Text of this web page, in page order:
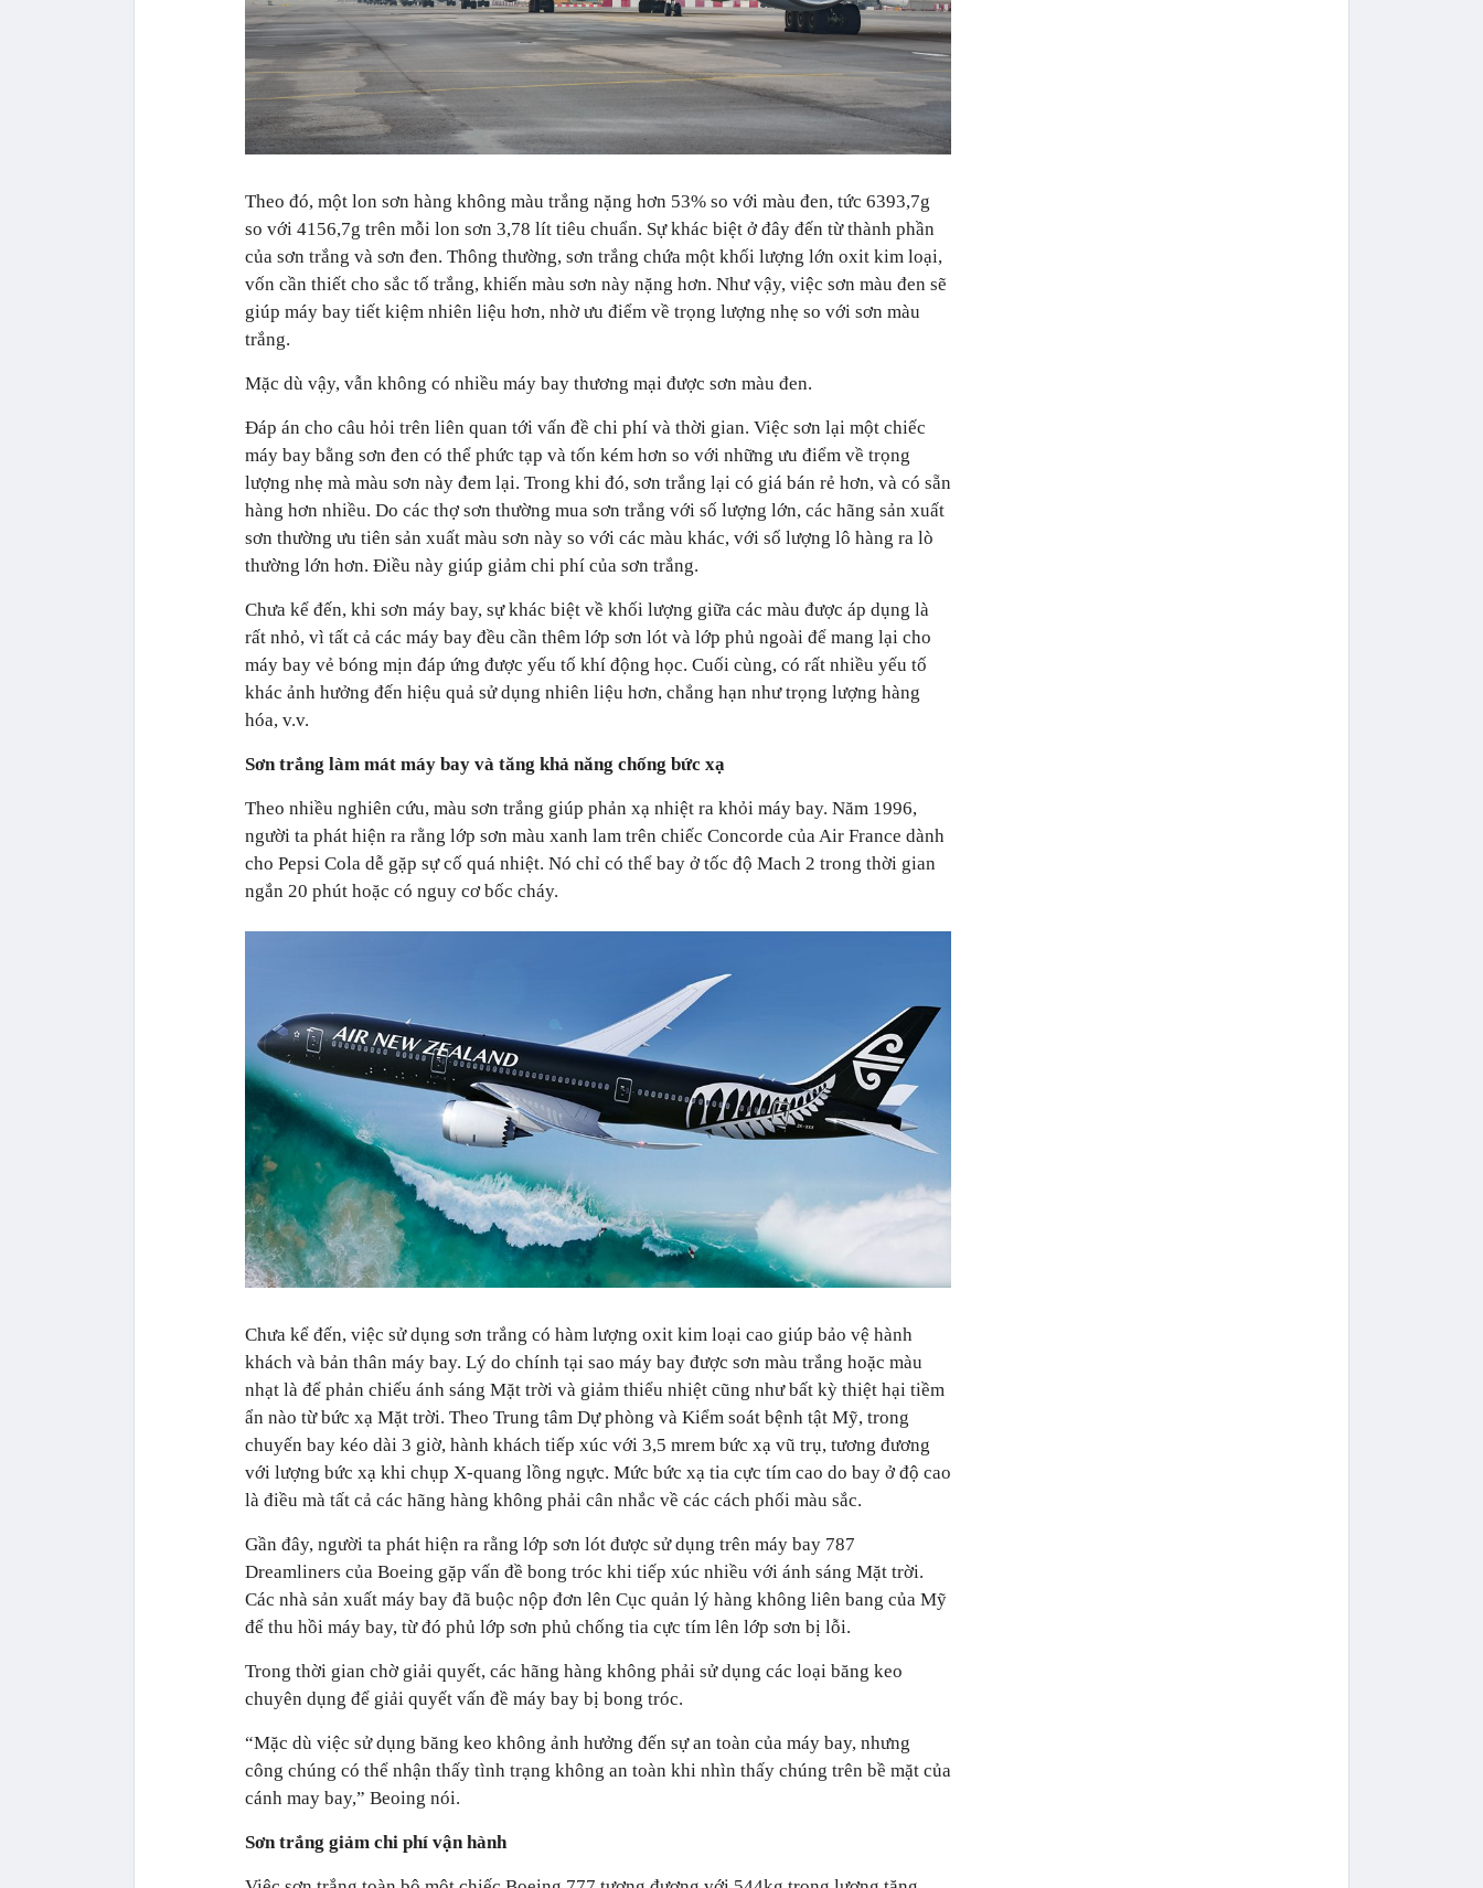
Theo đó, một lon sơn hàng không màu trắng nặng hơn 53% so với màu đen, tức 6393,7g
so với 4156,7g trên mỗi lon sơn 3,78 lít tiêu chuẩn. Sự khác biệt ở đây đến từ thành phần
của sơn trắng và sơn đen. Thông thường, sơn trắng chứa một khối lượng lớn oxit kim loại,
vốn cần thiết cho sắc tố trắng, khiến màu sơn này nặng hơn. Như vậy, việc sơn màu đen sẽ
giúp máy bay tiết kiệm nhiên liệu hơn, nhờ ưu điểm về trọng lượng nhẹ so với sơn màu
trắng.
Mặc dù vậy, vẫn không có nhiều máy bay thương mại được sơn màu đen.
Đáp án cho câu hỏi trên liên quan tới vấn đề chi phí và thời gian. Việc sơn lại một chiếc
máy bay bằng sơn đen có thể phức tạp và tốn kém hơn so với những ưu điểm về trọng
lượng nhẹ mà màu sơn này đem lại. Trong khi đó, sơn trắng lại có giá bán rẻ hơn, và có sẵn
hàng hơn nhiều. Do các thợ sơn thường mua sơn trắng với số lượng lớn, các hãng sản xuất
sơn thường ưu tiên sản xuất màu sơn này so với các màu khác, với số lượng lô hàng ra lò
thường lớn hơn. Điều này giúp giảm chi phí của sơn trắng.
Chưa kể đến, khi sơn máy bay, sự khác biệt về khối lượng giữa các màu được áp dụng là
rất nhỏ, vì tất cả các máy bay đều cần thêm lớp sơn lót và lớp phủ ngoài để mang lại cho
máy bay vẻ bóng mịn đáp ứng được yếu tố khí động học. Cuối cùng, có rất nhiều yếu tố
khác ảnh hưởng đến hiệu quả sử dụng nhiên liệu hơn, chẳng hạn như trọng lượng hàng
hóa, v.v.
Sơn trắng làm mát máy bay và tăng khả năng chống bức xạ
Theo nhiều nghiên cứu, màu sơn trắng giúp phản xạ nhiệt ra khỏi máy bay. Năm 1996,
người ta phát hiện ra rằng lớp sơn màu xanh lam trên chiếc Concorde của Air France dành
cho Pepsi Cola dễ gặp sự cố quá nhiệt. Nó chỉ có thể bay ở tốc độ Mach 2 trong thời gian
ngắn 20 phút hoặc có nguy cơ bốc cháy.
Chưa kể đến, việc sử dụng sơn trắng có hàm lượng oxit kim loại cao giúp bảo vệ hành
khách và bản thân máy bay. Lý do chính tại sao máy bay được sơn màu trắng hoặc màu
nhạt là để phản chiếu ánh sáng Mặt trời và giảm thiểu nhiệt cũng như bất kỳ thiệt hại tiềm
ẩn nào từ bức xạ Mặt trời. Theo Trung tâm Dự phòng và Kiểm soát bệnh tật Mỹ, trong
chuyến bay kéo dài 3 giờ, hành khách tiếp xúc với 3,5 mrem bức xạ vũ trụ, tương đương
với lượng bức xạ khi chụp X-quang lồng ngực. Mức bức xạ tia cực tím cao do bay ở độ cao
là điều mà tất cả các hãng hàng không phải cân nhắc về các cách phối màu sắc.
Gần đây, người ta phát hiện ra rằng lớp sơn lót được sử dụng trên máy bay 787
Dreamliners của Boeing gặp vấn đề bong tróc khi tiếp xúc nhiều với ánh sáng Mặt trời.
Các nhà sản xuất máy bay đã buộc nộp đơn lên Cục quản lý hàng không liên bang của Mỹ
để thu hồi máy bay, từ đó phủ lớp sơn phủ chống tia cực tím lên lớp sơn bị lỗi.
Trong thời gian chờ giải quyết, các hãng hàng không phải sử dụng các loại băng keo
chuyên dụng để giải quyết vấn đề máy bay bị bong tróc.
“Mặc dù việc sử dụng băng keo không ảnh hưởng đến sự an toàn của máy bay, nhưng
công chúng có thể nhận thấy tình trạng không an toàn khi nhìn thấy chúng trên bề mặt của
cánh may bay,” Beoing nói.
Sơn trắng giảm chi phí vận hành